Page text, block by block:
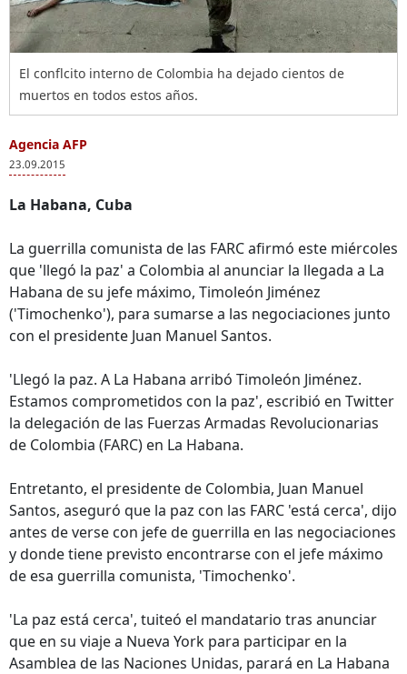
El conflcito interno de Colombia ha dejado cientos de
muertos en todos estos años.
Agencia AFP
23.09.2015
La Habana, Cuba
La guerrilla comunista de las FARC afirmó este miércoles
que 'llegó la paz' a Colombia al anunciar la llegada a La
Habana de su jefe máximo, Timoleón Jiménez
('Timochenko'), para sumarse a las negociaciones junto
con el presidente Juan Manuel Santos.
'Llegó la paz. A La Habana arribó Timoleón Jiménez.
Estamos comprometidos con la paz', escribió en Twitter
la delegación de las Fuerzas Armadas Revolucionarias
de Colombia (FARC) en La Habana.
Entretanto, el presidente de Colombia, Juan Manuel
Santos, aseguró que la paz con las FARC 'está cerca', dijo
antes de verse con jefe de guerrilla en las negociaciones
y donde tiene previsto encontrarse con el jefe máximo
de esa guerrilla comunista, 'Timochenko'.
'La paz está cerca', tuiteó el mandatario tras anunciar
que en su viaje a Nueva York para participar en la
Asamblea de las Naciones Unidas, parará en La Habana